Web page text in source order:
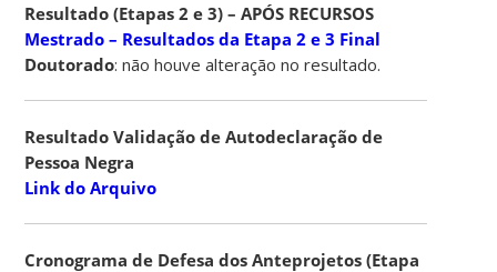
Resultado (Etapas 2 e 3) – APÓS RECURSOS
Mestrado – Resultados da Etapa 2 e 3 Final
Doutorado: não houve alteração no resultado.
Resultado Validação de Autodeclaração de
Pessoa Negra
Link do Arquivo
Cronograma de Defesa dos Anteprojetos (Etapa